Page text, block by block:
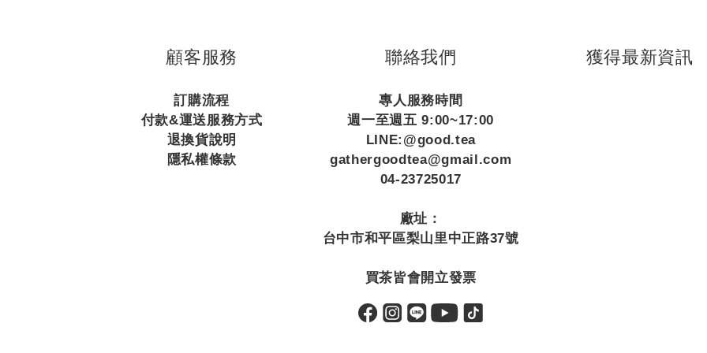
顧客服務
訂購流程
付款&運送服務方式
退換貨說明
隱私權條款
聯絡我們
專人服務時間
週一至週五 9:00~17:00
LINE:@good.tea
gathergoodtea@gmail.com
04-23725017
廠址：
台中市和平區梨山里中正路37號
買茶皆會開立發票
獲得最新資訊